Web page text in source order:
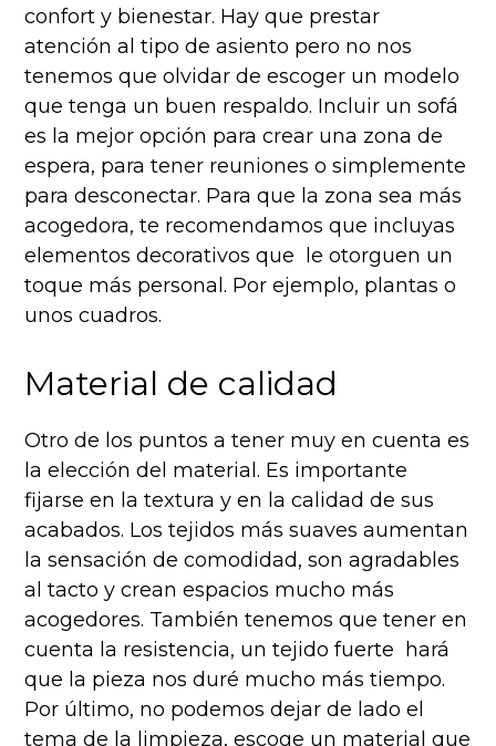
confort y bienestar. Hay que prestar
atención al tipo de asiento pero no nos
tenemos que olvidar de escoger un modelo
que tenga un buen respaldo. Incluir un sofá
es la mejor opción para crear una zona de
espera, para tener reuniones o simplemente
para desconectar. Para que la zona sea más
acogedora, te recomendamos que incluyas
elementos decorativos que le otorguen un
toque más personal. Por ejemplo, plantas o
unos cuadros.
Material de calidad
Otro de los puntos a tener muy en cuenta es
la elección del material. Es importante
fijarse en la textura y en la calidad de sus
acabados. Los tejidos más suaves aumentan
la sensación de comodidad, son agradables
al tacto y crean espacios mucho más
acogedores. También tenemos que tener en
cuenta la resistencia, un tejido fuerte hará
que la pieza nos duré mucho más tiempo.
Por último, no podemos dejar de lado el
tema de la limpieza, escoge un material que